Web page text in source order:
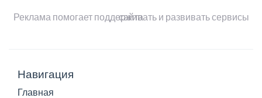
Реклама помогает поддерживать и развивать сервисы сайта
Навигация
Главная